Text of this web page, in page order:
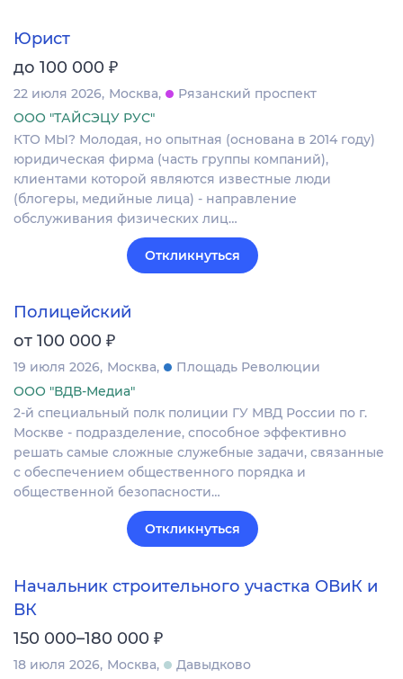
Юрист
до 100 000 ₽
22 июля 2026 Москва
Рязанский проспект
ООО "ТАЙСЭЦУ РУС"
КТО МЫ? Молодая, но опытная (основана в 2014 году)
юридическая фирма (часть группы компаний),
клиентами которой являются известные люди
(блогеры, медийные лица) - направление
обслуживания физических лиц…
Откликнуться
Полицейский
от 100 000 ₽
19 июля 2026 Москва
Площадь Революции
ООО "ВДВ-Медиа"
2-й специальный полк полиции ГУ МВД России по г.
Москве - подразделение, способное эффективно
решать самые сложные служебные задачи, связанные
с обеспечением общественного порядка и
общественной безопасности…
Откликнуться
Начальник строительного участка ОВиК и
ВК
150 000–180 000 ₽
18 июля 2026 Москва
Давыдково